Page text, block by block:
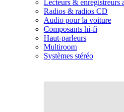
Lecteurs & enregistreurs
Radios & radios CD
Audio pour la voiture
Composants hi-fi
Haut-parleurs
Multiroom
Systèmes stéréo